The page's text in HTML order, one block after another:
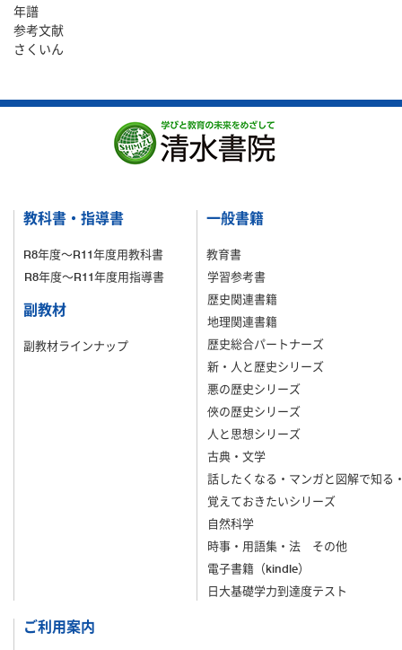
年譜
参考文献
さくいん
教科書・指導書
R8年度～R11年度用教科書
R8年度～R11年度用指導書
副教材
副教材ラインナップ
一般書籍
教育書
学習参考書
歴史関連書籍
地理関連書籍
歴史総合パートナーズ
新・人と歴史シリーズ
悪の歴史シリーズ
俠の歴史シリーズ
人と思想シリーズ
古典・文学
話したくなる・マンガと図解で知る
覚えておきたいシリーズ
自然科学
時事・用語集・法 その他
電子書籍（kindle）
日大基礎学力到達度テスト
ご利用案内